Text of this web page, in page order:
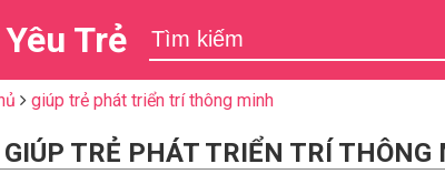
Yêu Trẻ
giúp trẻ phát triển trí thông minh
GIÚP TRẺ PHÁT TRIỂN TRÍ THÔNG